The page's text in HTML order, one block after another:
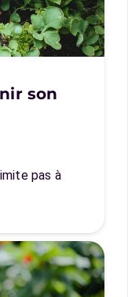
son
pas à